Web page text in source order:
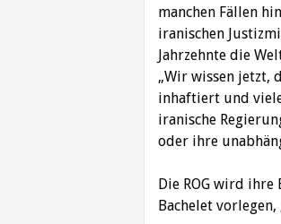
manchen Fällen
iranischen
Jahrzehnte die
„Wir wissen jetzt,
inhaftiert und
iranische
oder ihre
Die ROG wird
Bachelet